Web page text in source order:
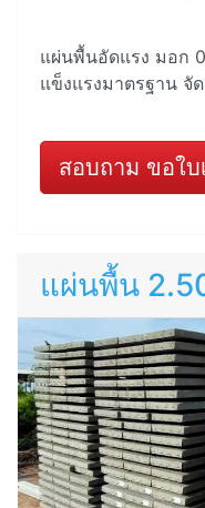
แผ่นพื้นอัดแรง มอก
แข็งแรงมาตรฐาน จั
สอบถาม ขอใบ
แผ่นพื้น